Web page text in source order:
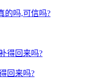
的吗,可信吗?
回来吗?